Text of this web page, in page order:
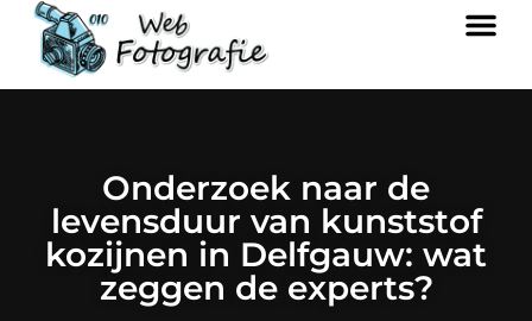
Onderzoek naar de
levensduur van kunststof
kozijnen in Delfgauw: wat
zeggen de experts?